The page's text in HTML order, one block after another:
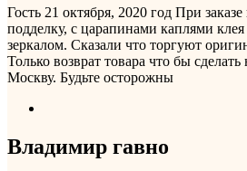
Гость 21 октября, 2020 год При
подделку, с царапинами каплями
зеркалом. Сказали что торгуют
Только возврат товара что бы
Москву. Будьте осторожны
Владимир гавно